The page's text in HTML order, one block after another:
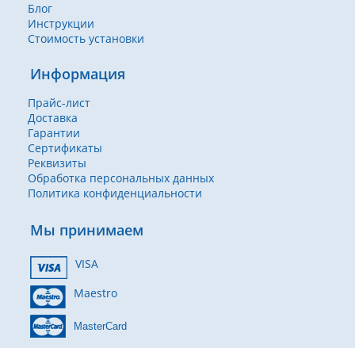
Блог
Инструкции
Стоимость установки
Информация
Прайс-лист
Доставка
Гарантии
Сертификаты
Реквизиты
Обработка персональных данных
Политика конфиденциальности
Мы принимаем
VISA
Maestro
MasterCard